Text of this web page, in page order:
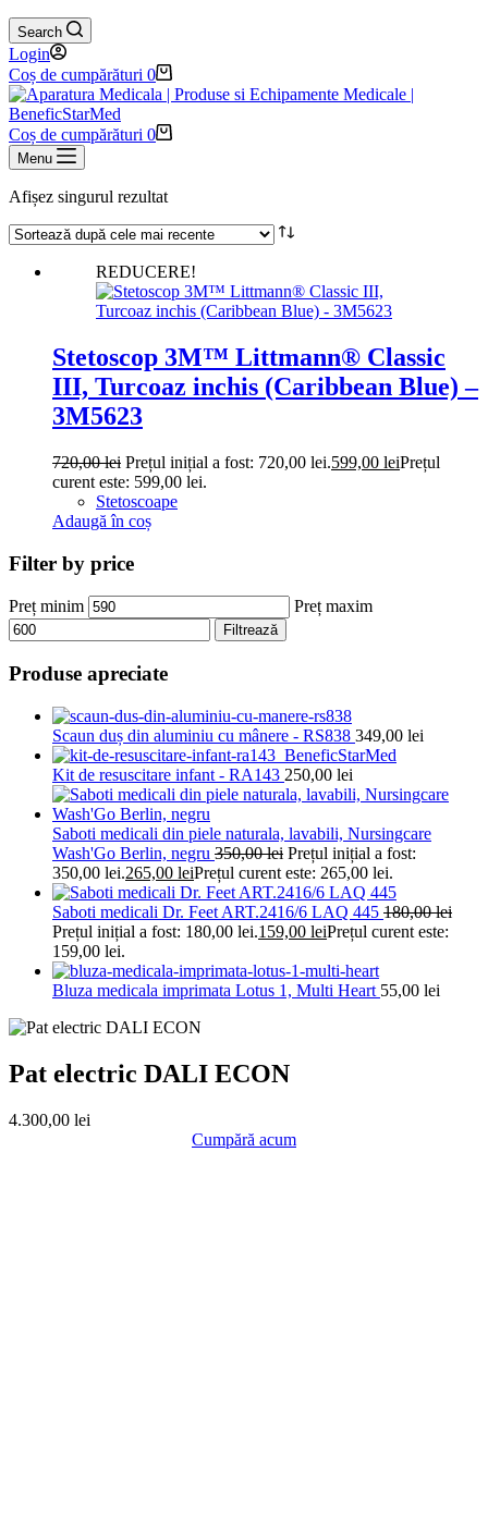
Search
Login
Coș de cumpărături 0
Coș de cumpărături 0
Menu
Afișez singurul rezultat
REDUCERE!
Stetoscop 3M™ Littmann® Classic
III, Turcoaz inchis (Caribbean Blue) –
3M5623
720,00lei Prețul inițial a fost: 720,00 lei.599,00 leiPrețul
curent este: 599,00 lei.
Stetoscoape
Adaugă în coș
Filter by price
Preț minim Preț maxim
Filtrează
Produse apreciate
Scaun duș din aluminiu cu mânere - RS838 349,00 lei
Kit de resuscitare infant - RA143 250,00 lei
Saboti medicali din piele naturala, lavabili, Nursingcare
Wash'Go Berlin, negru 350,00lei Prețul inițial a fost:
350,00 lei.265,00 leiPrețul curent este: 265,00 lei.
Saboti medicali Dr. Feet ART.2416/6 LAQ 445 180,00lei
Prețul inițial a fost: 180,00 lei.159,00 leiPrețul curent este:
159,00 lei.
Bluza medicala imprimata Lotus 1, Multi Heart 55,00 lei
Pat electric DALI ECON
4.300,00 lei
Cumpără acum